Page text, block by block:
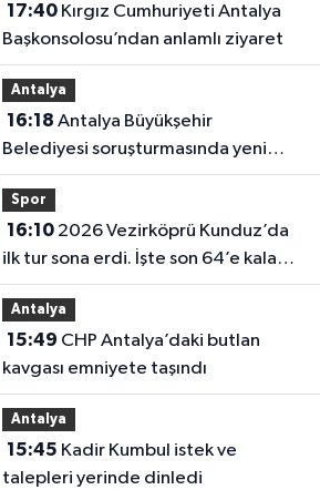
17:40Kırgız Cumhuriyeti Antalya
Başkonsolosu’ndan anlamlı ziyaret
Antalya
16:18
Belediyesi soruşturmasında yeni
gelişme
Spor
16:102026 Vezirköprü Kunduz’da
ilk tur sona erdi. İşte son 64’e kalan
başpehlivanlar
Antalya
15:49
kavgası emniyete taşındı
Antalya
15:45
talepleri yerinde dinledi